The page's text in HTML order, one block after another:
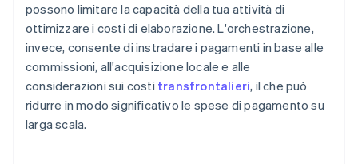
possono limitare la capacità della tua attività di
ottimizzare i costi di elaborazione. L'orchestrazione,
invece, consente di instradare i pagamenti in base alle
commissioni, all'acquisizione locale e alle
considerazioni sui costi transfrontalieri, il che può
ridurre in modo significativo le spese di pagamento su
larga scala.